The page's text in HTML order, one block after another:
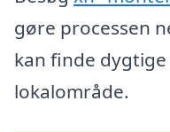
gøre processen
kan finde
lokalområde.